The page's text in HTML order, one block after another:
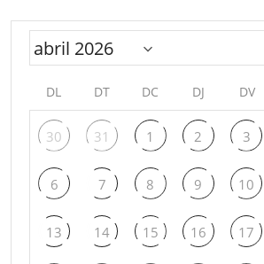
DL DT DC DJ DV
30 31 1 2 3
6 7 8 9 10
13 14 15 16 17